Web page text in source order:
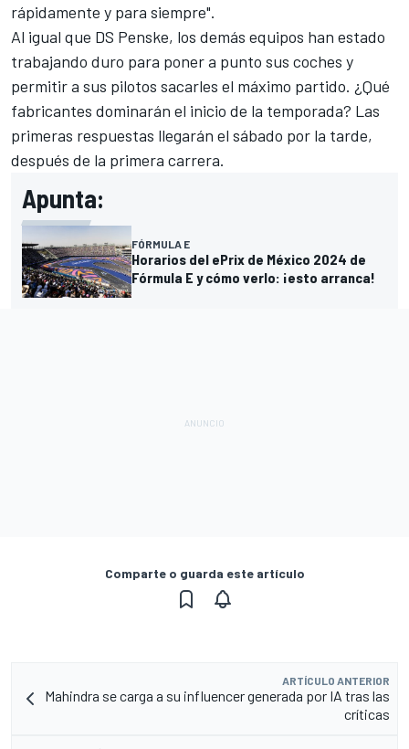
rápidamente y para siempre".
Al igual que DS Penske, los demás equipos han estado
trabajando duro para poner a punto sus coches y
permitir a sus pilotos sacarles el máximo partido. ¿Qué
fabricantes dominarán el inicio de la temporada? Las
primeras respuestas llegarán el sábado por la tarde,
después de la primera carrera.
Apunta:
FÓRMULA E
Horarios del ePrix de México 2024 de
Fórmula E y cómo verlo: ¡esto arranca!
Comparte o guarda este artículo
ARTÍCULO ANTERIOR
Mahindra se carga a su influencer generada por IA tras las
críticas